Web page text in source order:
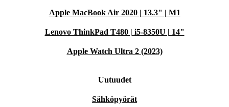
Apple MacBook Air 2020 | 13.3" | M1
Lenovo ThinkPad T480 | i5-8350U | 14"
Apple Watch Ultra 2 (2023)
Uutuudet
Sähköpyörät